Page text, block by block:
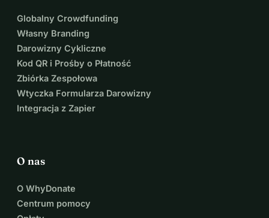
Globalny Crowdfunding
Własny Branding
Darowizny Cykliczne
Kod QR i Prośby o Płatność
Zbiórka Zespołowa
Wtyczka Formularza Darowizny
Integracja z Zapier
O nas
O WhyDonate
Centrum pomocy